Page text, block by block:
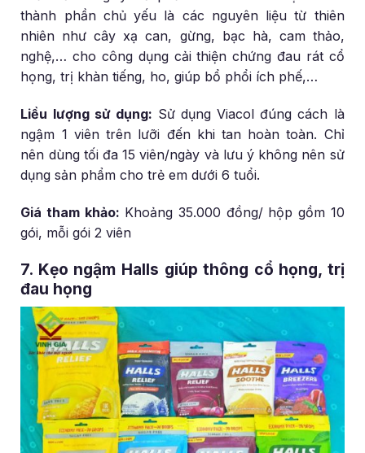
thành phần chủ yếu là các nguyên liệu từ thiên
nhiên như cây xạ can, gừng, bạc hà, cam thảo,
nghệ,… cho công dụng cải thiện chứng đau rát cổ
họng, trị khàn tiếng, ho, giúp bổ phổi ích phế,…
Liều lượng sử dụng: Sử dụng Viacol đúng cách là
ngậm 1 viên trên lưỡi đến khi tan hoàn toàn. Chỉ
nên dùng tối đa 15 viên/ngày và lưu ý không nên sử
dụng sản phẩm cho trẻ em dưới 6 tuổi.
Giá tham khảo: Khoảng 35.000 đồng/ hộp gồm 10
gói, mỗi gói 2 viên
7. Kẹo ngậm Halls giúp thông cổ họng, trị
đau họng